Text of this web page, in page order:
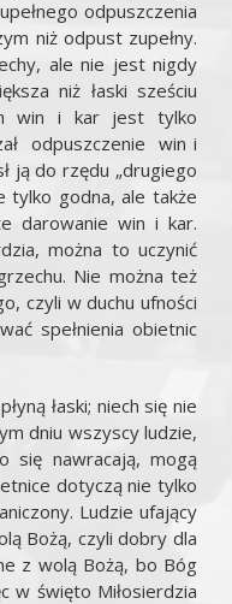
odpuszczenia
niż odpust zupełny.
ale nie jest nigdy
niż łaski sześciu
win i kar jest tylko
odpuszczenie win i
ją do rzędu „drugiego
tylko godna, ale także
darowanie win i kar.
można to uczynić
Nie można też
czyli w duchu ufności
spełnienia obietnic
łaski; niech się nie
dniu wszyscy ludzie,
się nawracają, mogą
dotyczą nie tylko
Ludzie ufający
Bożą, czyli dobry dla
z wolą Bożą, bo Bóg
w święto Miłosierdzia